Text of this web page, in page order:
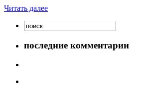
Читать далее
последние комментарии